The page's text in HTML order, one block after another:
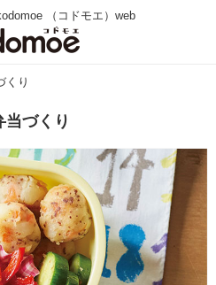
（コドモエ）web
くり
当づくり